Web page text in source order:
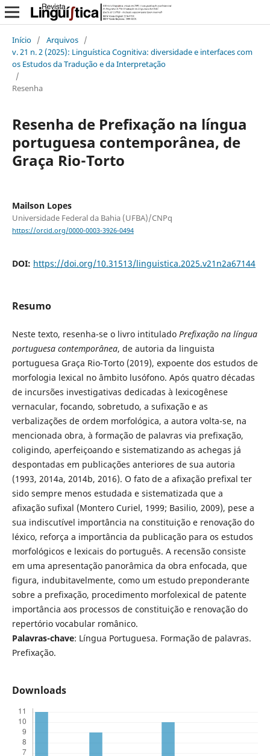
Início / Arquivos /
v. 21 n. 2 (2025): Linguística Cognitiva: diversidade e interfaces com
os Estudos da Tradução e da Interpretação
/
Resenha
Resenha de Prefixação na língua
portuguesa contemporânea, de
Graça Rio-Torto
Mailson Lopes
Universidade Federal da Bahia (UFBA)/CNPq
https://orcid.org/0000-0003-3926-0494
DOI: https://doi.org/10.31513/linguistica.2025.v21n2a67144
Resumo
Neste texto, resenha-se o livro intitulado Prefixação na língua
portuguesa contemporânea, de autoria da linguista
portuguesa Graça Rio-Torto (2019), expoente dos estudos de
morfologia lexical no âmbito lusófono. Após quatro décadas
de incursões investigativas dedicadas à lexicogênese
vernacular, focando, sobretudo, a sufixação e as
verbalizações de ordem morfológica, a autora volta-se, na
mencionada obra, à formação de palavras via prefixação,
coligindo, aperfeiçoando e sistematizando as achegas já
despontadas em publicações anteriores de sua autoria
(1993, 2014a, 2014b, 2016). O fato de a afixação prefixal ter
sido sempre menos estudada e sistematizada que a
afixação sufixal (Montero Curiel, 1999; Basilio, 2009), pese a
sua indiscutível importância na constituição e renovação do
léxico, reforça a importância da publicação para os estudos
morfológicos e lexicais do português. A recensão consiste
em uma apresentação panorâmica da obra enfocada, que
figura, indubitavelmente, como um estudo preponderante
sobre a prefixação, procedimento morfolexical de patente
importância aos processos de constituição e renovação do
repertório vocabular românico.
Palavras-chave: Língua Portuguesa. Formação de palavras.
Prefixação.
Downloads